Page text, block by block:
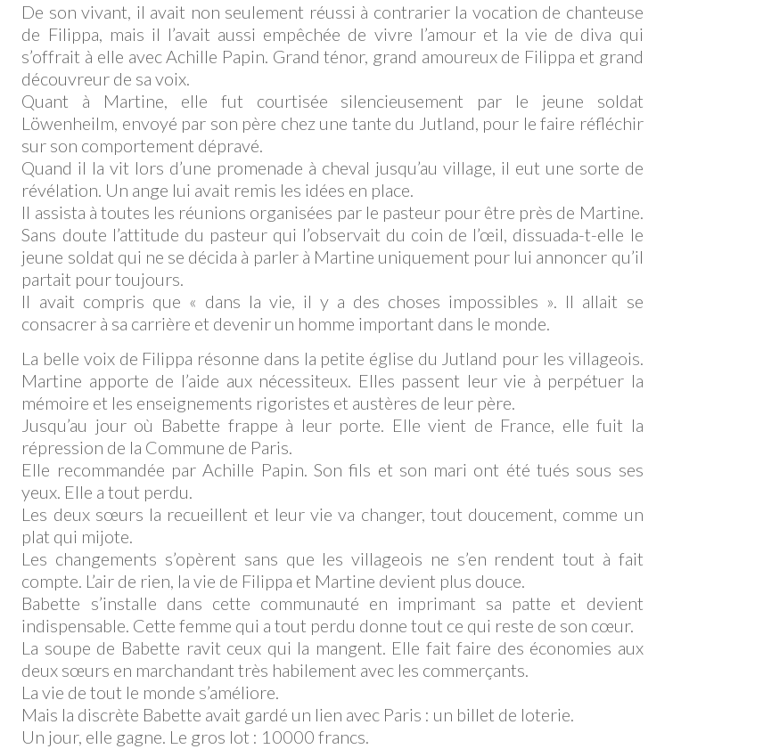
De son vivant, il avait non seulement réussi à contrarier la vocation de chanteuse
de Filippa, mais il l’avait aussi empêchée de vivre l’amour et la vie de diva qui
s’offrait à elle avec Achille Papin. Grand ténor, grand amoureux de Filippa et grand
découvreur de sa voix.
Quant à Martine, elle fut courtisée silencieusement par le jeune soldat
Löwenheilm, envoyé par son père chez une tante du Jutland, pour le faire réfléchir
sur son comportement dépravé.
Quand il la vit lors d’une promenade à cheval jusqu’au village, il eut une sorte de
révélation. Un ange lui avait remis les idées en place.
Il assista à toutes les réunions organisées par le pasteur pour être près de Martine.
Sans doute l’attitude du pasteur qui l’observait du coin de l’œil, dissuada-t-elle le
jeune soldat qui ne se décida à parler à Martine uniquement pour lui annoncer qu’il
partait pour toujours.
Il avait compris que « dans la vie, il y a des choses impossibles ». Il allait se
consacrer à sa carrière et devenir un homme important dans le monde.
La belle voix de Filippa résonne dans la petite église du Jutland pour les villageois.
Martine apporte de l’aide aux nécessiteux. Elles passent leur vie à perpétuer la
mémoire et les enseignements rigoristes et austères de leur père.
Jusqu’au jour où Babette frappe à leur porte. Elle vient de France, elle fuit la
répression de la Commune de Paris.
Elle recommandée par Achille Papin. Son fils et son mari ont été tués sous ses
yeux. Elle a tout perdu.
Les deux sœurs la recueillent et leur vie va changer, tout doucement, comme un
plat qui mijote.
Les changements s’opèrent sans que les villageois ne s’en rendent tout à fait
compte. L’air de rien, la vie de Filippa et Martine devient plus douce.
Babette s’installe dans cette communauté en imprimant sa patte et devient
indispensable. Cette femme qui a tout perdu donne tout ce qui reste de son cœur.
La soupe de Babette ravit ceux qui la mangent. Elle fait faire des économies aux
deux sœurs en marchandant très habilement avec les commerçants.
La vie de tout le monde s’améliore.
Mais la discrète Babette avait gardé un lien avec Paris : un billet de loterie.
Un jour, elle gagne. Le gros lot : 10000 francs.